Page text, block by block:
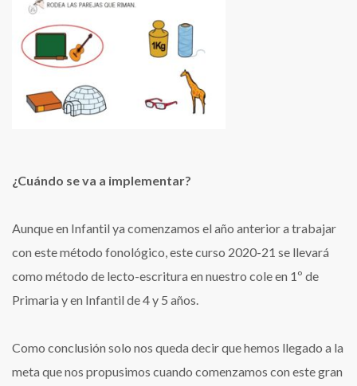
¿Cuándo se va a implementar?
Aunque en Infantil ya comenzamos el año anterior a trabajar
con este método fonológico, este curso 2020-21 se llevará
como método de lecto-escritura en nuestro cole en 1º de
Primaria y en Infantil de 4 y 5 años.
Como conclusión solo nos queda decir que hemos llegado a la
meta que nos propusimos cuando comenzamos con este gran